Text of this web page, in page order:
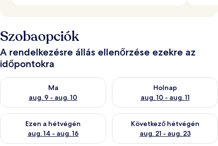
Szobaopciók
A rendelkezésre állás ellenőrzése ezekre az
időpontokra
Ma
aug. 9 - aug. 10
A ma esti rendelkezésre állás ellenőrzése: aug. 9 - aug. 10
Holnap
aug. 10 - aug. 11
A holnapi rendelkezésre állás
Ezen a hétvégén
aug. 14 - aug. 16
A mostani hétvégi rendelkezésre állás ellenőrzése: aug. 14 -
Következő hétvégén
aug. 21 - aug. 23
A következő hétvégi